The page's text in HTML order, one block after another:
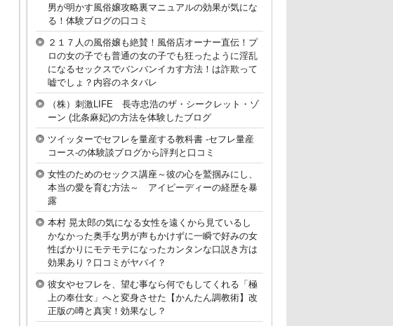
男が明かす風俗嬢攻略裏マニュアルの効果が気にな
る！体験ブログの口コミ
２１７人の風俗嬢も絶賛！風俗店オーナー直伝！プ
ロの女の子でも普通の女の子でも狂ったように淫乱
になるセックスでバンバンイカす方法！は詐欺って
嘘でしょ？内容のネタバレ
（株）刺激LIFE 長寺忠浩のザ・シークレット・ゾ
ーン (北条麻妃)の方法を体験したブログ
ツイッターでセフレを量産する教科書 -セフレ量産
コース-の体験談ブログから評判と口コミ
女性のためのセックス講座～彼の心を鷲掴みにし、
本当の愛を育む方法～ アイピーディーの経歴を暴
露
本村 晃太郎の気になる女性を遠くから見ているし
かなかった奥手な男が声もかけずに一瞬で好みの女
性ばかりにモテモテになったカンタンな口説き方は
効果あり？口コミがヤバイ？
彼女やセフレを、望む事なら何でもしてくれる「極
上の奉仕女」へと変身させた【かんたん調教術】改
正版の噂と真実！効果なし？